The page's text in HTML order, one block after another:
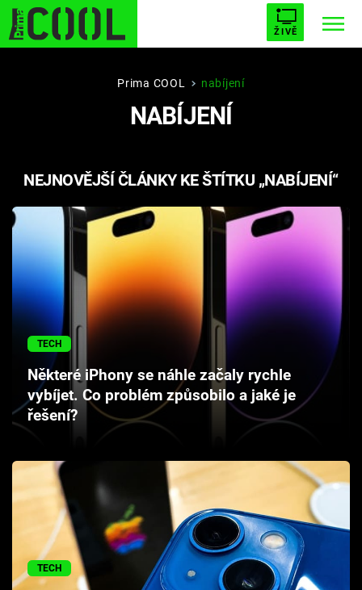
ŽIVĚ
STARHOUSE BUFFY, PŘEMOŽITELKA UPÍRŮ
PLNEJ KOTEL AVENGERS 5
Témata
Filmy
Seriály
Hry
Cool Esport
Pořady
TV Program
Sledujte prima+
Přihlášení
Prima COOL nabíjení
NABÍJENÍ
NEJNOVĚJŠÍ ČLÁNKY KE ŠTÍTKU „NABÍJENÍ“
TECH
Některé iPhony se náhle začaly rychle
vybíjet. Co problém způsobilo a jaké je
řešení?
TECH